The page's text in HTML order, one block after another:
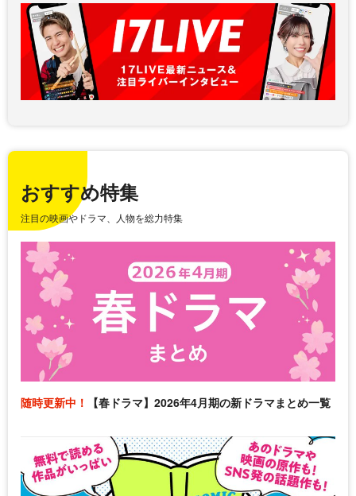
おすすめ特集
注目の映画やドラマ、人物を総力特集
随時更新中！ 【春ドラマ】2026年4月期の新ドラマまとめ一覧